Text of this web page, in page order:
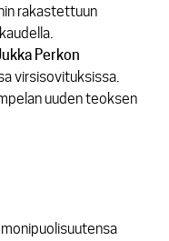
rakastettuun
Perkon
virsisovituksissa.
uuden teoksen